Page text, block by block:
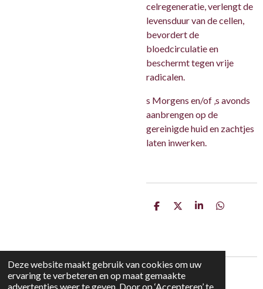
Deze website maakt gebruik van cookies om uw
ervaring te verbeteren en op maat gemaakte
advertenties weer te geven. Door op ‘Accepteren’ te
celregeneratie, verlengt de
levensduur van de cellen,
bevordert de
bloedcirculatie en
beschermt tegen vrije
radicalen.
s Morgens en/of ‚s avonds
aanbrengen op de
gereinigde huid en zachtjes
laten inwerken.
D
D
S
D
© 2021 - 2026 Maison Mariette